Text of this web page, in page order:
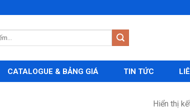
CATALOGUE & BẢNG GIÁ TIN TỨC
Hiển thị